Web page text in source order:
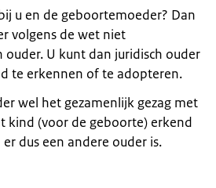
u en de geboortemoeder? Dan
volgens de wet niet
ouder. U kunt dan juridisch ouder
te erkennen of te adopteren.
wel het gezamenlijk gezag met
kind (voor de geboorte) erkend
dus een andere ouder is.